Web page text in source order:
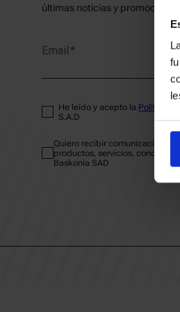
últimas noticias y promociones
Email
He leído y acepto la Política
S.A.D
Quiero recibir comunicaciones
productos, servicios,
Baskonia SAD